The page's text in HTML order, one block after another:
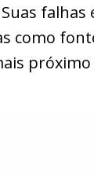
falhas
como